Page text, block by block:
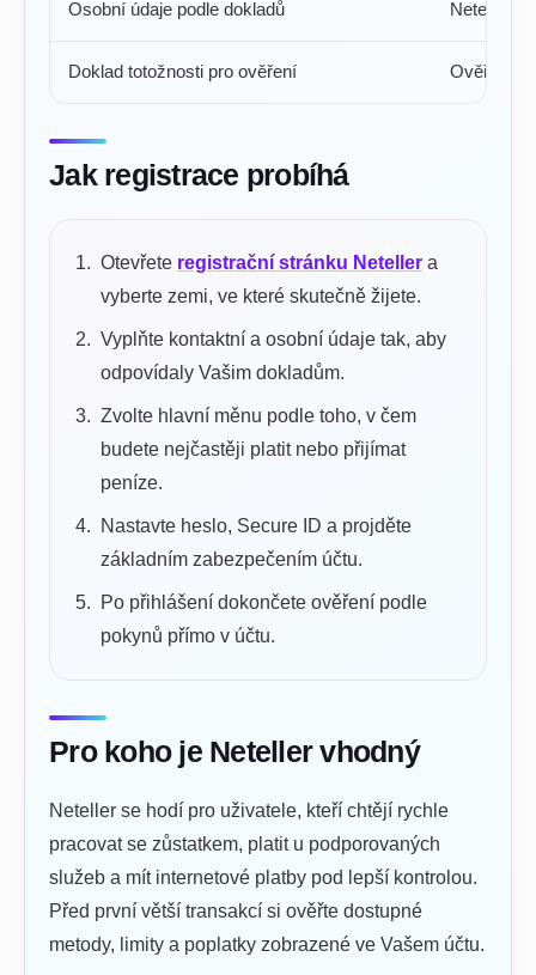
Osobní údaje podle dokladů Neteller je
Doklad totožnosti pro ověření Ověřený
Jak registrace probíhá
Otevřete registrační stránku Neteller a
vyberte zemi, ve které skutečně žijete.
Vyplňte kontaktní a osobní údaje tak, aby
odpovídaly Vašim dokladům.
Zvolte hlavní měnu podle toho, v čem
budete nejčastěji platit nebo přijímat
peníze.
Nastavte heslo, Secure ID a projděte
základním zabezpečením účtu.
Po přihlášení dokončete ověření podle
pokynů přímo v účtu.
Pro koho je Neteller vhodný
Neteller se hodí pro uživatele, kteří chtějí rychle
pracovat se zůstatkem, platit u podporovaných
služeb a mít internetové platby pod lepší kontrolou.
Před první větší transakcí si ověřte dostupné
metody, limity a poplatky zobrazené ve Vašem účtu.